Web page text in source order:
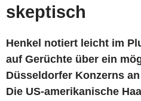
skeptisch
Henkel notiert leicht im
auf Gerüchte über ein
Düsseldorfer Konzerns
Die US-amerikanische